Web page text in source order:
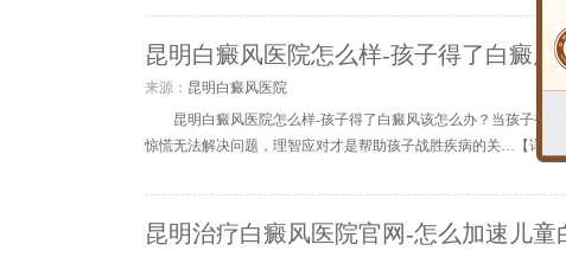
昆明白癜风医院怎么样-孩子得了白癜风
来源： 昆明白癜风医院
昆明白癜风医院怎么样-孩子得了白癜风该怎么办？当孩子被
惊慌无法解决问题，理智应对才是帮助孩子战胜疾病的关…【详细
昆明治疗白癜风医院官网-怎么加速儿童